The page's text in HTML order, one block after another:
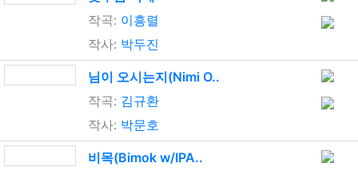
작곡: 이흥렬
작사: 박두진
님이 오시는지(Nimi O..
작곡: 김규환
작사: 박문호
비목(Bimok w/IPA..